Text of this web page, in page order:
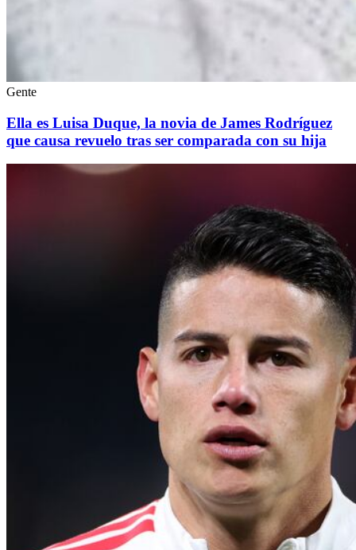
Gente
Ella es Luisa Duque, la novia de James Rodríguez
que causa revuelo tras ser comparada con su hija